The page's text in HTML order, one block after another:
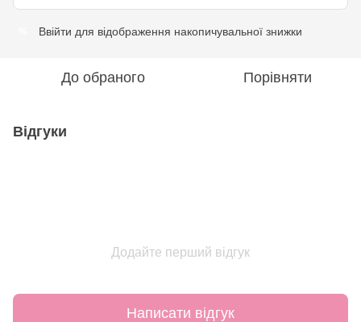
Ввійти для відображення накопичувальної знижки
До обраного Порівняти
Відгуки
Додайте перший відгук
Написати відгук